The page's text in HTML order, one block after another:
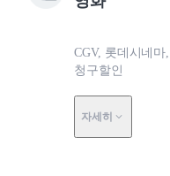
CGV, 롯데시네
청구할인
자세히